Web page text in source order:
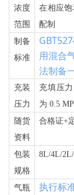
浓度
范围
在相应
配制
制备
标准
用混合
法制备
充装
压力
充填压
为 0.5
随货
资料
合格证+
包装
规格
8L/4L/
气瓶
执行标